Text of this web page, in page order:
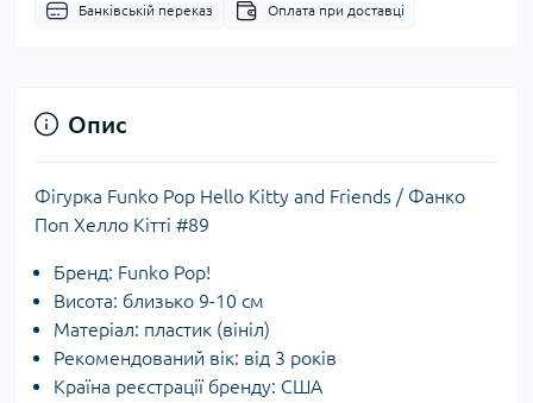
Банківській переказ Оплата при доставці
Опис
Фігурка Funko Pop Hello Kitty and Friends / Фанко
Поп Хелло Кітті #89
Бренд: Funko Pop!
Висота: близько 9-10 см
Матеріал: пластик (вініл)
Рекомендований вік: від 3 років
Країна реєстрації бренду: США